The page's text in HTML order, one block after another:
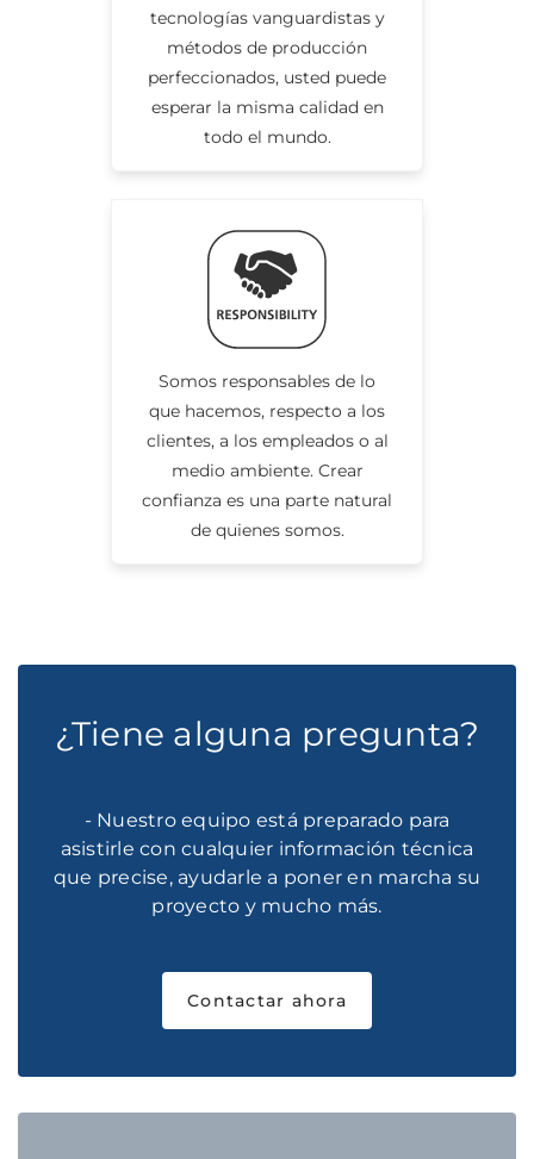
tecnologías vanguardistas y
métodos de producción
perfeccionados, usted puede
esperar la misma calidad en
todo el mundo.
Somos responsables de lo
que hacemos, respecto a los
clientes, a los empleados o al
medio ambiente. Crear
confianza es una parte natural
de quienes somos.
¿Tiene alguna pregunta?
- Nuestro equipo está preparado para
asistirle con cualquier información técnica
que precise, ayudarle a poner en marcha su
proyecto y mucho más.
Contactar ahora